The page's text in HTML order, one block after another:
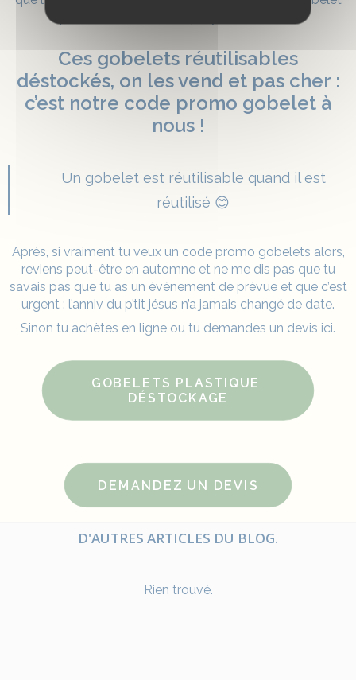
Ces gobelets réutilisables
déstockés, on les vend et pas cher :
c’est notre code promo gobelet à
nous !
Un gobelet est réutilisable quand il est
réutilisé 😊
Après, si vraiment tu veux un code promo gobelets alors,
reviens peut-être en automne et ne me dis pas que tu
savais pas que tu as un évènement de prévue et que c’est
urgent : l’anniv du p’tit jésus n’a jamais changé de date.
Sinon tu achètes en ligne ou tu demandes un devis ici.
GOBELETS PLASTIQUE
DÉSTOCKAGE
DEMANDEZ UN DEVIS
D'AUTRES ARTICLES DU BLOG.
Rien trouvé.